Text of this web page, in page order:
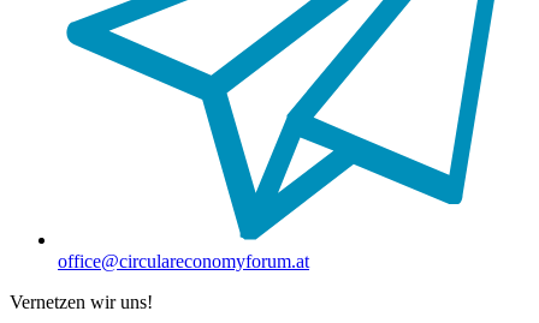
office@circulareconomyforum.at
Vernetzen wir uns!